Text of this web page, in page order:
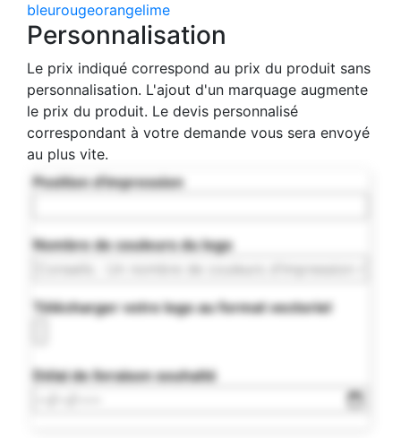
bleurougeorangelime
Personnalisation
Le prix indiqué correspond au prix du produit sans
personnalisation. L'ajout d'un marquage augmente
le prix du produit. Le devis personnalisé
correspondant à votre demande vous sera envoyé
au plus vite.
Position d'impression
Nombre de couleurs du logo
Télécharger votre logo au format vectoriel
Délai de livraison souhaité